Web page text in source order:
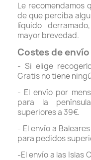
Le recomendamos
de que perciba
líquido
mayor brevedad.
Costes de envío
- Si elige
Gratis no tiene
- El envío por
para la
superiores a 39€.
- El envío a
para pedidos
-El envío a las Islas